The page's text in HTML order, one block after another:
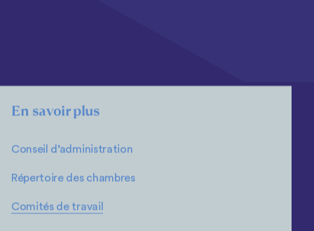
En savoir plus
Conseil d’administration
Répertoire des chambres
Comités de travail